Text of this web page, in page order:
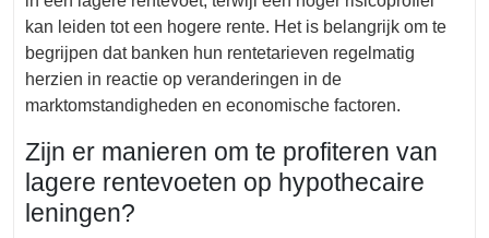
kan leiden tot een hogere rente. Het is belangrijk om te
begrijpen dat banken hun rentetarieven regelmatig
herzien in reactie op veranderingen in de
marktomstandigheden en economische factoren.
Zijn er manieren om te profiteren van
lagere rentevoeten op hypothecaire
leningen?